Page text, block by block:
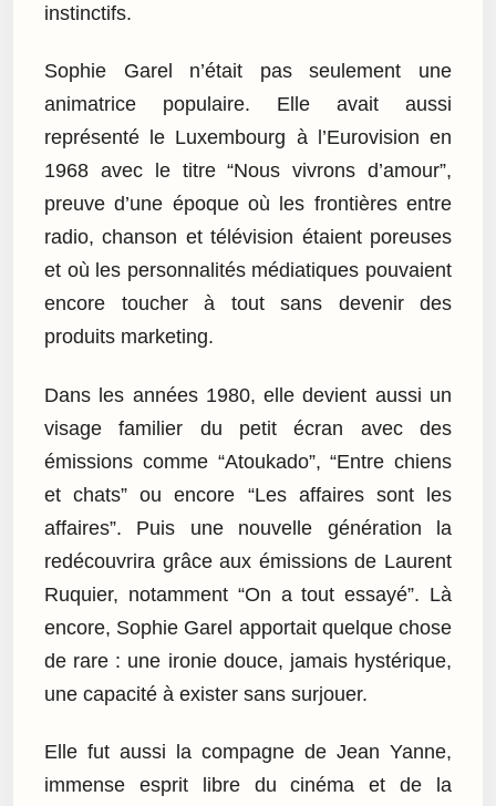
instinctifs.
Sophie Garel n’était pas seulement une
animatrice populaire. Elle avait aussi
représenté le Luxembourg à l’Eurovision en
1968 avec le titre “Nous vivrons d’amour”,
preuve d’une époque où les frontières entre
radio, chanson et télévision étaient poreuses
et où les personnalités médiatiques pouvaient
encore toucher à tout sans devenir des
produits marketing.
Dans les années 1980, elle devient aussi un
visage familier du petit écran avec des
émissions comme “Atoukado”, “Entre chiens
et chats” ou encore “Les affaires sont les
affaires”. Puis une nouvelle génération la
redécouvrira grâce aux émissions de Laurent
Ruquier, notamment “On a tout essayé”. Là
encore, Sophie Garel apportait quelque chose
de rare : une ironie douce, jamais hystérique,
une capacité à exister sans surjouer.
Elle fut aussi la compagne de Jean Yanne,
immense esprit libre du cinéma et de la